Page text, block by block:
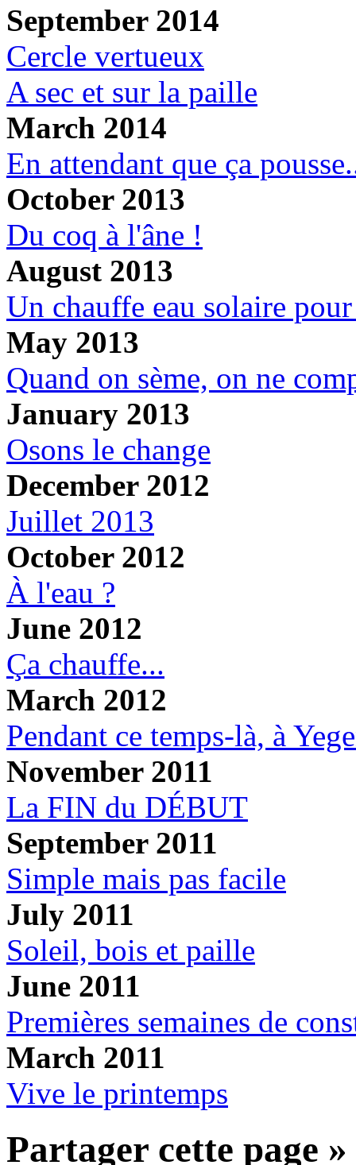
September 2014
Cercle vertueux
A sec et sur la paille
March 2014
En attendant que ça
October 2013
Du coq à l'âne !
August 2013
Un chauffe eau solaire
May 2013
Quand on sème, on ne
January 2013
Osons le change
December 2012
Juillet 2013
October 2012
À l'eau ?
June 2012
Ça chauffe...
March 2012
Pendant ce temps-là, à
November 2011
La FIN du DÉBUT
September 2011
Simple mais pas facile
July 2011
Soleil, bois et paille
June 2011
Premières semaines de
March 2011
Vive le printemps
Partager cette page »